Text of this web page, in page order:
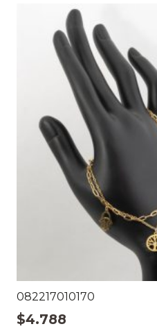
082217010170
$4.788